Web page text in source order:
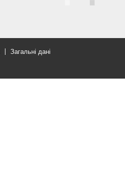
Загальні дані